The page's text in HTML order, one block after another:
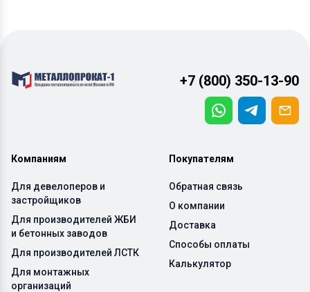
+7 (800) 350-13-90
Компаниям
Для девелоперов и
застройщиков
Для производителей ЖБИ
и бетонных заводов
Для производителей ЛСТК
Для монтажных
организаций
Покупателям
Обратная связь
О компании
Доставка
Способы оплаты
Калькулятор